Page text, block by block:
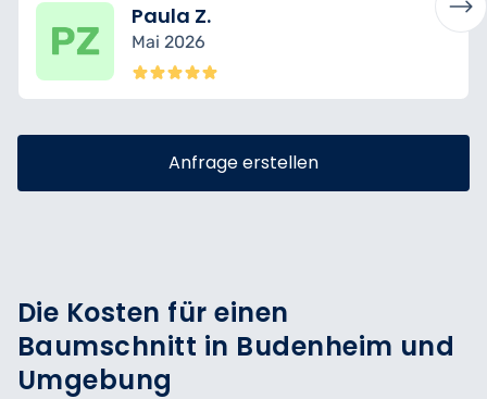
Z. Mario
Anfrage erstellen
Die Kosten für einen
Baumschnitt in Budenheim und
Umgebung